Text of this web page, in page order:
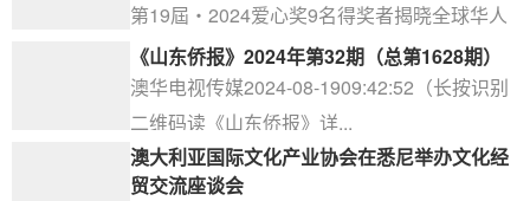
第19屆‧2024爱心奖9名得奖者揭晓全球华人
感恩包容‧爱心水滴汇流成海由港澳台...
《山东侨报》2024年第32期（总第1628期）
澳华电视传媒2024-08-1909:42:52（长按识别
二维码读《山东侨报》详...
澳大利亚国际文化产业协会在悉尼举办文化经
贸交流座谈会